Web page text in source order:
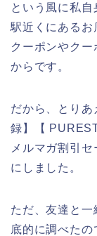
という風に私
駅近くにあるお
クーポンやク
からです。
だから、とり
録】【
メルマガ割引
にしました。
ただ、友達と
底的に調べた